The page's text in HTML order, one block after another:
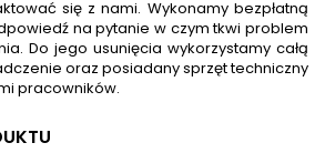
się z nami. Wykonamy bezpłatną
na pytanie w czym tkwi problem
Do jego usunięcia wykorzystamy całą
oraz posiadany sprzęt techniczny
pracowników.